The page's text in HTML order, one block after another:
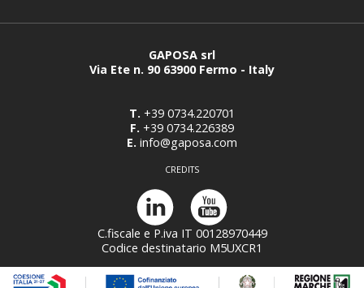
GAPOSA srl
Via Ete n. 90 63900 Fermo - Italy
T. +39 0734.220701
F. +39 0734.226389
E. info@gaposa.com
CREDITS
C.fiscale e P.iva IT 00128970449
Codice destinatario M5UXCR1